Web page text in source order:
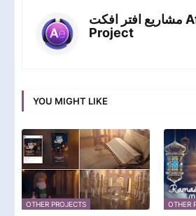
مشاريع افتر افكت After Effects
Project
YOU MIGHT LIKE
OTHER PROJECTS OTHER